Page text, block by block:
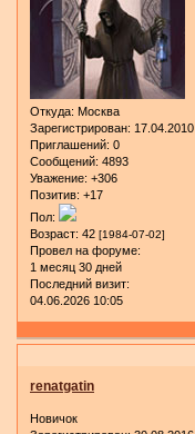
Откуда: Москва
Зарегистрирован: 17.04.2010
Приглашений: 0
Сообщений: 4893
Уважение: +306
Позитив: +17
Пол:
Возраст: 42 [1984-07-02]
Провел на форуме:
1 месяц 30 дней
Последний визит:
04.06.2026 10:05
renatgatin
Новичок